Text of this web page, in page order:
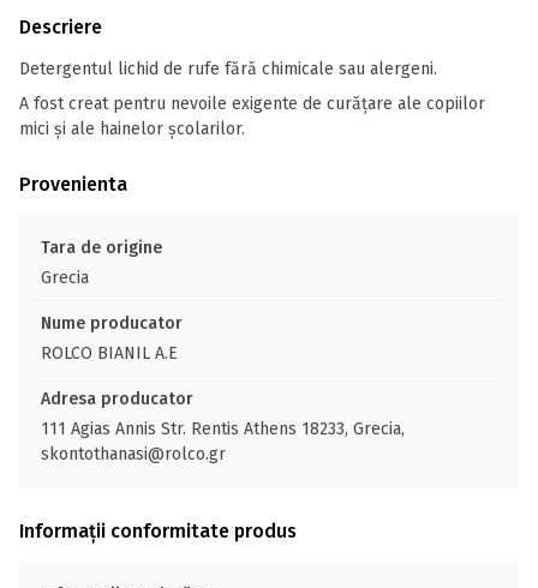
Descriere
Detergentul lichid de rufe fără chimicale sau alergeni.
A fost creat pentru nevoile exigente de curățare ale copiilor
mici și ale hainelor școlarilor.
Provenienta
Tara de origine
Grecia
Nume producator
ROLCO BIANIL A.E
Adresa producator
111 Agias Annis Str. Rentis Athens 18233, Grecia,
skontothanasi@rolco.gr
Informații conformitate produs